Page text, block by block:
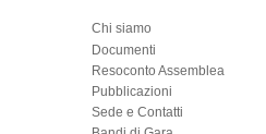
Chi siamo
Documenti
Resoconto Assemblea
Pubblicazioni
Sede e Contatti